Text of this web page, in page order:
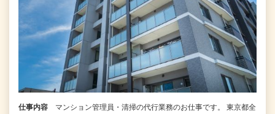
仕事内容
マンション管理員・清掃の代行業務のお仕事です。 東京都全